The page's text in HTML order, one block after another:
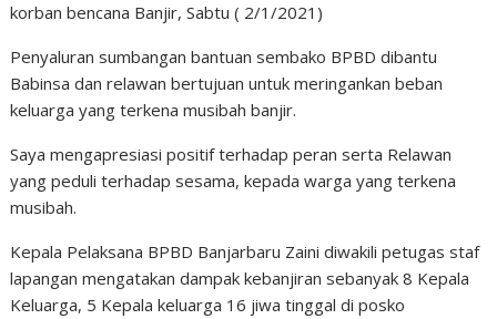
korban bencana Banjir, Sabtu ( 2/1/2021)
Penyaluran sumbangan bantuan sembako BPBD dibantu
Babinsa dan relawan bertujuan untuk meringankan beban
keluarga yang terkena musibah banjir.
Saya mengapresiasi positif terhadap peran serta Relawan
yang peduli terhadap sesama, kepada warga yang terkena
musibah.
Kepala Pelaksana BPBD Banjarbaru Zaini diwakili petugas staf
lapangan mengatakan dampak kebanjiran sebanyak 8 Kepala
Keluarga, 5 Kepala keluarga 16 jiwa tinggal di posko